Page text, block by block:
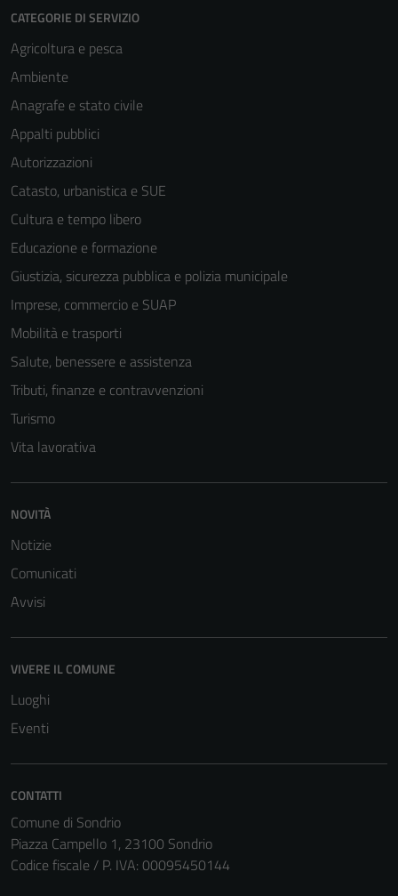
CATEGORIE DI SERVIZIO
Agricoltura e pesca
Ambiente
Anagrafe e stato civile
Appalti pubblici
Autorizzazioni
Catasto, urbanistica e SUE
Cultura e tempo libero
Educazione e formazione
Giustizia, sicurezza pubblica e polizia municipale
Imprese, commercio e SUAP
Mobilità e trasporti
Salute, benessere e assistenza
Tributi, finanze e contravvenzioni
Turismo
Vita lavorativa
NOVITÀ
Notizie
Comunicati
Avvisi
VIVERE IL COMUNE
Luoghi
Eventi
CONTATTI
Comune di Sondrio
Piazza Campello 1, 23100 Sondrio
Codice fiscale / P. IVA: 00095450144